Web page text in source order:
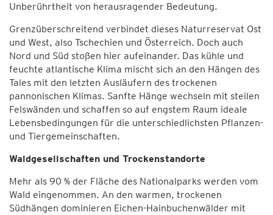
Unberührtheit von herausragender Bedeutung.
Grenzüberschreitend verbindet dieses Naturreservat Ost
und West, also Tschechien und Österreich. Doch auch
Nord und Süd stoßen hier aufeinander. Das kühle und
feuchte atlantische Klima mischt sich an den Hängen des
Tales mit den letzten Ausläufern des trockenen
pannonischen Klimas. Sanfte Hänge wechseln mit steilen
Felswänden und schaffen so auf engstem Raum ideale
Lebensbedingungen für die unterschiedlichsten Pflanzen-
und Tiergemeinschaften.
Waldgesellschaften und Trockenstandorte
Mehr als 90 % der Fläche des Nationalparks werden vom
Wald eingenommen. An den warmen, trockenen
Südhängen dominieren Eichen-Hainbuchenwälder mit